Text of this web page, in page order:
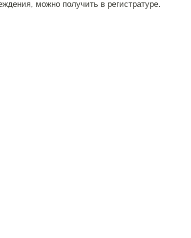
можно получить в регистратуре.